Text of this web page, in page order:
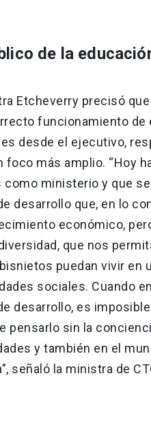
de la
Etcheverry precisó
funcionamiento
desde el ejecutivo,
foco más amplio. “Hoy
como ministerio y que
desarrollo que, en lo
económico,
que nos
puedan vivir en
sociales. Cuando
desarrollo, es
pensarlo sin la
y también en el
señaló la ministra de